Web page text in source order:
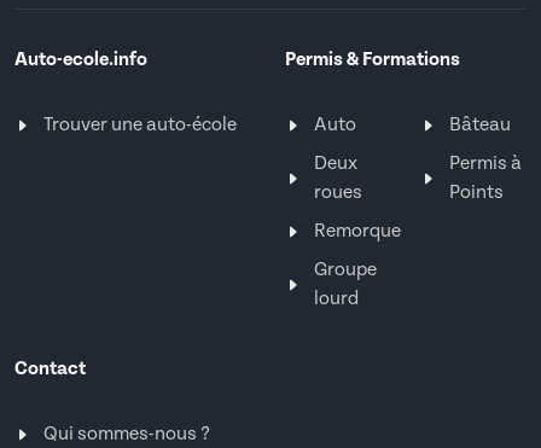
Auto-ecole.info
Trouver une auto-école
Permis & Formations
Auto
Deux
roues
Remorque
Groupe
lourd
Bâteau
Permis à
Points
Contact
Qui sommes-nous ?